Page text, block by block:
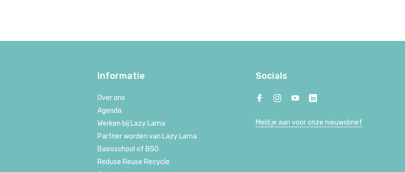
Informatie
Over ons
Agenda
Werken bij Lazy Lama
Partner worden van Lazy Lama
Basisschool of BSO
Reduse Reuse Recycle
Socials
Meld je aan voor onze nieuwsbrief